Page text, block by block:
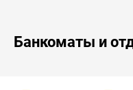
Банкоматы и